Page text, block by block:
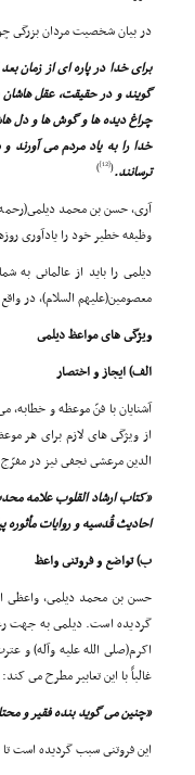
در بیان شخصیت مردان بزرگى
براى خدا در پاره اى از زمان
گویند و در حقیقت، عقل هاشان
چراغ دیده ها و گوش ها و دل
خدا را به یاد مردم مى آورند
ترسانند.(
[12]
)
آرى، حسن بن محمد
وظیفه خطیر خود را یادآورى
دیلمى را باید از عالمانى
معصومین(علیهم السلام)، در
ویژگى هاى مواعظ دیلمى
الف) ایجاز و اختصار
آشنایان با فنّ موعظه و خطابه،
از ویژگى هاى لازم براى هر
الدین مرعشى نجفى نیز در
«کتاب ارشاد القلوب علامه
احادیث قُدسیه و روایات مأثوره
ب) تواضع و فروتنى واعظ
حسن بن محمد دیلمى، واعظى
گردیده است. دیلمى به جهت
اکرم(صلى الله علیه وآله) و
غالباً با این تعابیر مطرح مى کند:
«چنین مى گوید بنده فقیر و
این فروتنى سبب گردیده است